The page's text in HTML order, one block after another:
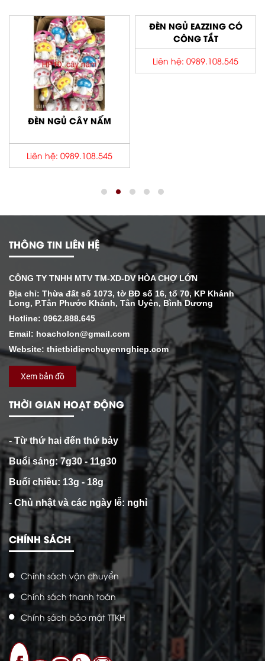
ĐÈN NGỦ CÂY NẤM
Liên hệ: 0989.108.545
ĐÈN NGỦ EAZZING CÓ
CÔNG TẮT
Liên hệ: 0989.108.545
THÔNG TIN LIÊN HỆ
CÔNG TY TNHH MTV TM-XD-DV HÒA CHỢ LỚN
Địa chỉ: Thừa đất số 1073, tờ BĐ số 16, tổ 70, KP Khánh
Long, P.Tân Phước Khánh, Tân Uyên, Bình Dương
Hotline: 0962.888.645
Email: hoacholon@gmail.com
Website: thietbidienchuyennghiep.com
Xem bản đồ
THỜI GIAN HOẠT ĐỘNG
- Từ thứ hai đến thứ bảy
Buổi sáng: 7g30 - 11g30
Buổi chiều: 13g - 18g
- Chủ nhật và các ngày lễ: nghỉ
CHÍNH SÁCH
Chính sách vận chuyển
Chính sách thanh toán
Chính sách bảo mật TTKH